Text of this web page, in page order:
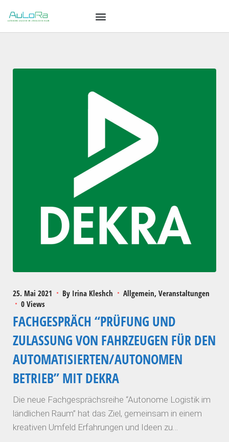
25. Mai 2021 By Irina Kleshch Allgemein Veranstaltungen
0 Views
FACHGESPRÄCH “PRÜFUNG UND
ZULASSUNG VON FAHRZEUGEN FÜR DEN
AUTOMATISIERTEN/AUTONOMEN
BETRIEB” MIT DEKRA
Die neue Fachgesprächsreihe “Autonome Logistik im
ländlichen Raum” hat das Ziel, gemeinsam in einem
kreativen Umfeld Erfahrungen und Ideen zu…